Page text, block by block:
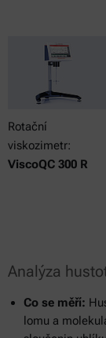
Rotační
viskozimetr:
ViscoQC 300 R
Analýza
Co se měří:
lomu a